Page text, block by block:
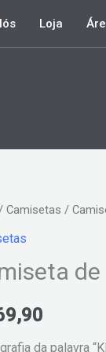
Loja
Camisetas /
da palavra